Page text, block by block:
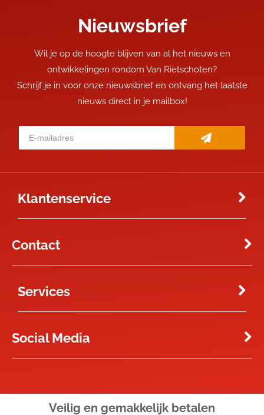
Nieuwsbrief
Wil je op de hoogte blijven van al het nieuws en
ontwikkelingen rondom Van Rietschoten?
Schrijf je in voor onze nieuwsbrief en ontvang het laatste
nieuws direct in je mailbox!
Klantenservice
Contact
Services
Social Media
Veilig en gemakkelijk betalen